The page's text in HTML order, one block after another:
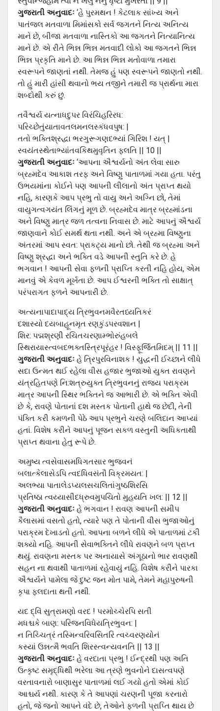
ગુજરાતી અનુવાદઃ ‘હે પુરમથન ! કેટલાક સાંખ્ય અને
પાતંજલ મતવાળા મિમાંસકો સર્વ જગતને નિત્ય અનિત્ય
માને છે, બીજા મતવાળા નાસ્તિકો આ જગતને નિત્યાનિત્ય
માને છે. એ રીતે ભિન્ન ભિન્ન મતવાદી લોકો આ જગતને ભિન્ન
ભિન્ન પ્રકૃતિ માને છે. આ ભિન્ન ભિન્ન મતોવાળા તમારા
સ્વરૂપને જાણતાં નથી. તેમજ હું પણ સ્વરૂપને જાણતો નથી.
તો હું મારી હાંસી થવાનો ભય તજીને તમારી જ પ્રાર્થના મારા
શબ્દોથી કરું છું.
તવૈશ્વર્ય યત્નાધદુપર વિરંચિહરિરધ:
પરિચ્છેતુંયાતાવતલમનલસ્કંધવપુષ: |
તતો ભક્તિશ્રદ્ધા ભરગુરૂગણદભ્યાં ગિરિશ ! યત્ |
સ્વયંતસ્થેતાભ્યાંતવકિથમુવૃતિન ફલતિ || 10 ||
ગુજરાતી અનુવાદઃ ‘આપના ઐશ્વર્યનો અંત લેવા સારુ
બ્રહ્મદેવ આકાશ તરફ અને વિષ્ણુ પાતાળમાં ગયા હતા. પરંતુ
ઉભયમાંના કોઈને પણ આપની લીલાનો અંત પ્રાપ્ત થયો
નહિ, કારણકે આપ પ્રભુ તો વાયુ અને અગ્નિ છો, તેમાં
વાયુગત્વગયંત લિંગનું મૂળ છે. બ્રહ્મદેવ માત્ર બ્રહ્માંડના
અને વિષ્ણુ માત્ર જળ તત્વના નિવાસ છે. માટે આપનું ઐશ્વર્ય
જાણવાને કોઈ સમર્થ થતા નથી. અને એ બ્રહ્મા વિષ્ણુના
અંતરમાં આપ સ્વત: પ્રાકટ્ય માનો છો. તેથી જ બ્રહ્મા અને
વિષ્ણુ શ્રદ્ધા અને ભક્તિ વડે આપની સ્તુતિ કરે છે. હે
ભગવાન ! આપની સેવા ફળની પ્રાપ્તિ કરતી નહિ હોય, એમ
માનવું એ કેવળ મૂર્ખતા છે. આપ ઈશ્વરની ભક્તિ તો સાક્ષાત્
પરંપરાગત ફળને આપનારી છે.
અત્યનાપાદાપાદ્ય ત્રિભુવનમવૈરતધ્યતિકરં
દશાસ્યો દયબાહૂનમૃત રણકુંડપરવશાન |
શિર: પદ્મશ્રણી રચિતચરણામ્ભોરુંહબલે
સ્થિરાયાસ્ત્વબદભક્તસ્ત્રિપૂરંહર ! વિસ્ફૂર્જિતમિદમ્ || 11 ||
ગુજરાતી અનુવાદઃ હે ત્રિપુરવિનાશક ! યુદ્ધની ઈચ્છાને લીધે
સદા ઉન્મત થઈ રહેલા વીસ હજાર ભુજાઓ યુક્ત રાવણને
યંત્રહિતપણે નિ:શત્રુયુક્ત ત્રિભુવનનું રાજ્ય પરાક્રમ
માત્ર આપની સ્થિર ભક્તિને જ આભારી છે. એ ભક્તિ એવી
છે કે, રાવણે પોતાનાં દશ મસ્તક પોતાની હાથે જ છેદી, તેની
પંક્તિ કરી કમળની પેઠે આપ પ્રભુને ચરણે બલિદાન આપ્યાં
હતાં. વિશેષ કરીને આપનું પૂજન સકળ વસ્તુની અધિકતાથી
પ્રાપ્ત થવાના હેતુ રૂપે છે.
અમુષ્ય ત્વસેવાસમધિગતસાર ભુજવનં
બલાત્કેલાસેડપિ ત્વદધિવસંતૌ વિક્રમયત: |
અલભ્યા પાતાલેડપ્યલસચલિતાંગુષ્ઠશિરસિ
પ્રતિષ્ઠા ત્વય્યાસીદધ્રુવમુપચિતો મુહયતિ ખલ: || 12 ||
ગુજરાતી અનુવાદઃ હે ભગવાન ! રાવણ આપની સમીપ
કૈલાસમાં વસતો હતો, ત્યારે પણ તે પોતાની વીસ ભુજાઓનું
પરાક્રમ દેખાડતો હતો. આપના બળને લીધે એ પાતાળમાં ટકી
શક્યો નહિ. આપની સેવાભક્તિને લીધે રાવણને બળ પ્રાપ્ત
થયું. રાવણના મસ્તક પર અનાયાસે અંગૂઠાનો ભાર રાવણથી
સહન ના થવાથી પાતાળમાં રહેવાયું નહિ. વિશેષ કરીને પારકા
ઐશ્વર્યને પામેલા જે દુષ્ટ જન મોત પામે, તેમને મહાપુરુષની
કૃપા ફલદાતા થતી નથી.
યદ દ્વિં સુત્રામણો વરદ ! પરમોચ્ચેરપિ સતી
મધશ્ચકે બાણ: પરિજનવિધેયત્રિભુવન: |
ન તિચ્ચિત્રં તસ્મિન્વરિવસિતરિ ત્વચ્વરણયોનં
કસ્યાં ઉન્નત્મૈ ભવતિ શિરસ્ત્વન્યવનતિ || 13 ||
ગુજરાતી અનુવાદઃ હે વરદાતા પ્રભુ ! ઈન્દ્રથી પણ અતિ
ઉત્કૃષ્ટ સમૃદ્ધિથી ભરેલા આ ત્રણે ભુવનોને દાસત્વપણે
વરતાવનારો બાણાસુર પાતાળમાં લઈ ગયો હતો એમાં કોઈ
આશ્ચર્ય નથી. કારણ કે તે આપણાં ચરણની પૂજા કરનારો
હતો, જે જનો આપને વંદે છે, તેઓને ફળની પ્રાપ્તિ થાય છે